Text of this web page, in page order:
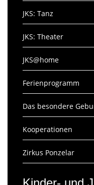
JKS: Tanz
JKS: Theater
JKS@home
Ferienprogramm
Das besondere
Kooperationen
Zirkus Ponzelar